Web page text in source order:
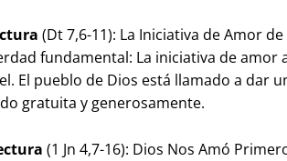
(Dt 7,6-11): La Iniciativa de Amor de
fundamental: La iniciativa de amor
El pueblo de Dios está llamado a dar
gratuita y generosamente.
(1 Jn 4,7-16): Dios Nos Amó